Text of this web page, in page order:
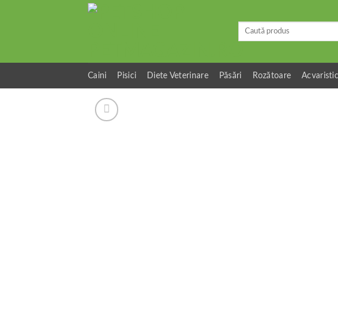
Caută
Caini Pisici Diete Veterinare Păsări Rozătoare